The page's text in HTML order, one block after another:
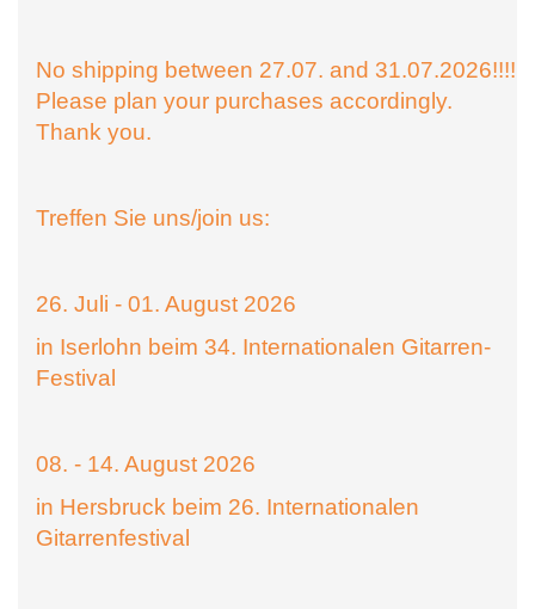
No shipping between 27.07. and 31.07.2026!!!!
Please plan your purchases accordingly.
Thank you.
Treffen Sie uns/join us:
26. Juli - 01. August 2026
in Iserlohn beim 34. Internationalen Gitarren-
Festival
08. - 14. August 2026
in Hersbruck beim 26. Internationalen
Gitarrenfestival